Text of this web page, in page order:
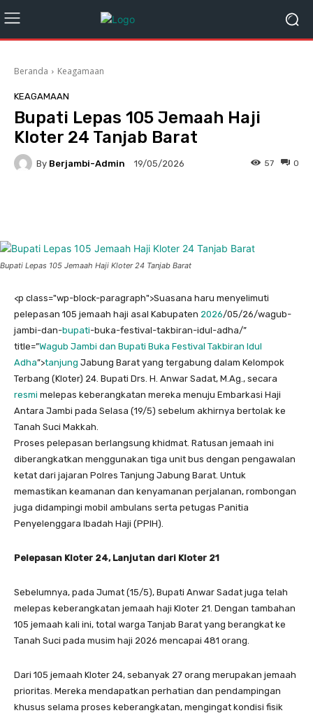
Beranda Keagamaan
KEAGAMAAN
Bupati Lepas 105 Jemaah Haji
Kloter 24 Tanjab Barat
By Berjambi-Admin 19/05/2026 0
57
Bupati Lepas 105 Jemaah Haji Kloter 24 Tanjab Barat
<p class="wp-block-paragraph">Suasana haru menyelimuti
pelepasan 105 jemaah haji asal Kabupaten 2026/05/26/wagub-
jambi-dan-bupati-buka-festival-takbiran-idul-adha/”
title=”Wagub Jambi dan Bupati Buka Festival Takbiran Idul
Adha”>tanjung Jabung Barat yang tergabung dalam Kelompok
Terbang (Kloter) 24. Bupati Drs. H. Anwar Sadat, M.Ag., secara
resmi melepas keberangkatan mereka menuju Embarkasi Haji
Antara Jambi pada Selasa (19/5) sebelum akhirnya bertolak ke
Tanah Suci Makkah.
Proses pelepasan berlangsung khidmat. Ratusan jemaah ini
diberangkatkan menggunakan tiga unit bus dengan pengawalan
ketat dari jajaran Polres Tanjung Jabung Barat. Untuk
memastikan keamanan dan kenyamanan perjalanan, rombongan
juga didampingi mobil ambulans serta petugas Panitia
Penyelenggara Ibadah Haji (PPIH).
Pelepasan Kloter 24, Lanjutan dari Kloter 21
Sebelumnya, pada Jumat (15/5), Bupati Anwar Sadat juga telah
melepas keberangkatan jemaah haji Kloter 21. Dengan tambahan
105 jemaah kali ini, total warga Tanjab Barat yang berangkat ke
Tanah Suci pada musim haji 2026 mencapai 481 orang.
Dari 105 jemaah Kloter 24, sebanyak 27 orang merupakan jemaah
prioritas. Mereka mendapatkan perhatian dan pendampingan
khusus selama proses keberangkatan, mengingat kondisi fisik